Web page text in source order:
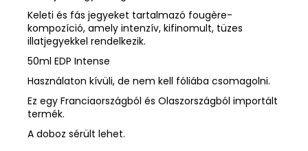
Keleti és fás jegyeket tartalmazó fougère-
kompozíció, amely intenzív, kifinomult, tüzes
illatjegyekkel rendelkezik.
50ml EDP Intense
Használaton kívüli, de nem kell fóliába csomagolni.
Ez egy Franciaországból és Olaszországból importált
termék.
A doboz sérült lehet.